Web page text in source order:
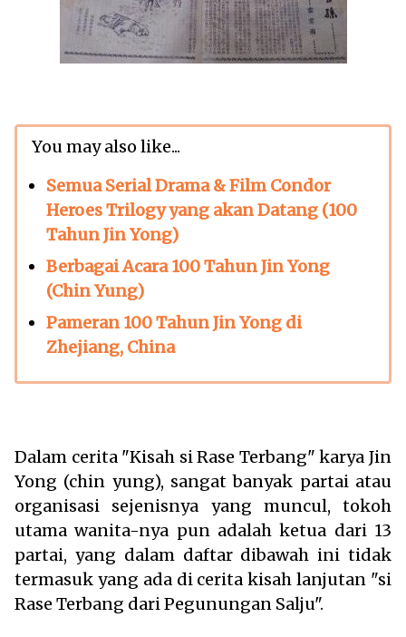
You may also like...
Semua Serial Drama & Film Condor
Heroes Trilogy yang akan Datang (100
Tahun Jin Yong)
Berbagai Acara 100 Tahun Jin Yong
(Chin Yung)
Pameran 100 Tahun Jin Yong di
Zhejiang, China
Dalam cerita "Kisah si Rase Terbang" karya Jin
Yong (chin yung), sangat banyak partai atau
organisasi sejenisnya yang muncul, tokoh
utama wanita-nya pun adalah ketua dari 13
partai, yang dalam daftar dibawah ini tidak
termasuk yang ada di cerita kisah lanjutan "si
Rase Terbang dari Pegunungan Salju".